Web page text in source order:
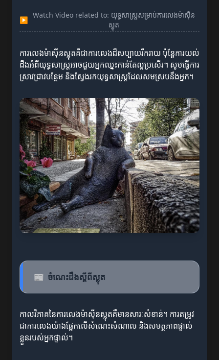
▶
Watch Video related to: យុទ្ធសាស្ត្រសម្រាប់ការលេងម៉ាស៊ីន
ស្លុត
ការលេងម៉ាស៊ីនស្លុតគឺជាការលេងដ៏សប្បាយរីករាយ ប៉ុន្តែការយល់
ដឹងអំពីយុទ្ធសាស្ត្រអាចជួយអ្នកឈ្នះកាន់តែល្អប្រសើរ។ សូមធ្វើការ
ស្រាវជ្រាវបន្ថែម និងស្វែងរកយុទ្ធសាស្ត្រដែលសមស្របនឹងអ្នក។
📰 ចំណេះដឹងស្តីពីស្លុត
កាលវិភាគនៃការលេងម៉ាស៊ីនស្លុតគឺមានសារៈសំខាន់។ ការតម្រូវ
ជាការលេងយ៉ាងផ្អែកលើសំណេះសំណាល និងសមត្ថភាពផ្ទាល់
ខ្លួនរបស់អ្នកផ្ទាល់។